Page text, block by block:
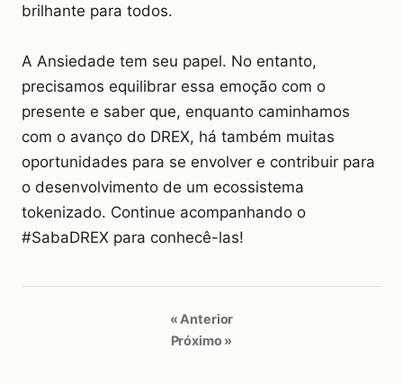
brilhante para todos.
A Ansiedade tem seu papel. No entanto,
precisamos equilibrar essa emoção com o
presente e saber que, enquanto caminhamos
com o avanço do DREX, há também muitas
oportunidades para se envolver e contribuir para
o desenvolvimento de um ecossistema
tokenizado. Continue acompanhando o
#SabaDREX para conhecê-las!
« Anterior
Próximo »